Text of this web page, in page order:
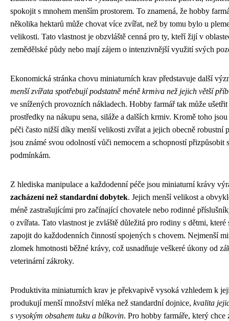
spokojit s mnohem menším prostorem. To znamená, že hobby
několika hektarů může chovat více zvířat, než by tomu bylo u
velikosti. Tato vlastnost je obzvláště cenná pro ty, kteří žijí v
zemědělské půdy nebo mají zájem o intenzivnější využití svých
Ekonomická stránka chovu miniaturních krav představuje další
menší zvířata spotřebují podstatně méně krmiva než jejich větší
ve snížených provozních nákladech. Hobby farmář tak může
prostředky na nákupu sena, siláže a dalších krmiv. Kromě toho
péči často nižší díky menší velikosti zvířat a jejich obecně robustní
jsou známé svou odolností vůči nemocem a schopností
podmínkám.
Z hlediska manipulace a každodenní péče jsou miniaturní krávy
zacházení než standardní dobytek. Jejich menší velikost a
méně zastrašujícími pro začínající chovatele nebo rodinné
o zvířata. Tato vlastnost je zvláště důležitá pro rodiny s dětmi, které
zapojit do každodenních činností spojených s chovem. Nejmenší
zlomek hmotnosti běžné krávy, což usnadňuje veškeré úkony od
veterinární zákroky.
Produktivita miniaturních krav je překvapivě vysoká vzhledem k
produkují menší množství mléka než standardní dojnice, kvalita
s vysokým obsahem tuku a bílkovin. Pro hobby farmáře, který chce